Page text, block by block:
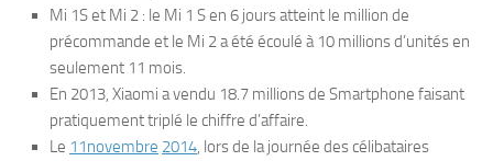
Mi 1S et Mi 2 : le Mi 1 S en 6 jours atteint le million de
précommande et le Mi 2 a été écoulé à 10 millions d’unités en
seulement 11 mois.
En 2013, Xiaomi a vendu 18.7 millions de Smartphone faisant
pratiquement triplé le chiffre d’affaire.
Le 11novembre 2014, lors de la journée des célibataires